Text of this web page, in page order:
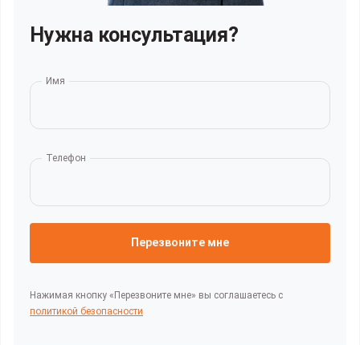
Нужна консультация?
Имя
Телефон
Перезвоните мне
Нажимая кнопку «Перезвоните мне» вы соглашаетесь с
политикой безопасности